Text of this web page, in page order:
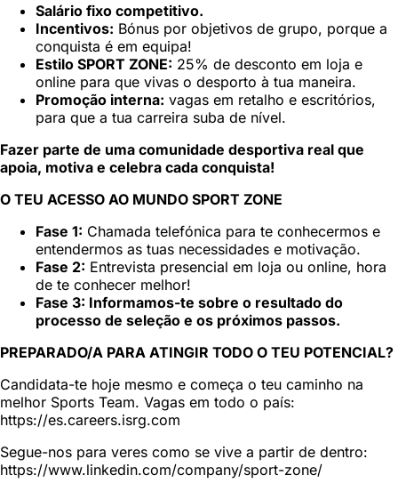
Salário fixo competitivo.
Incentivos: Bónus por objetivos de grupo, porque a
conquista é em equipa!
Estilo SPORT ZONE: 25% de desconto em loja e
online para que vivas o desporto à tua maneira.
Promoção interna: vagas em retalho e escritórios,
para que a tua carreira suba de nível.
Fazer parte de uma comunidade desportiva real que
apoia, motiva e celebra cada conquista!
O TEU ACESSO AO MUNDO SPORT ZONE
Fase 1: Chamada telefónica para te conhecermos e
entendermos as tuas necessidades e motivação.
Fase 2: Entrevista presencial em loja ou online, hora
de te conhecer melhor!
Fase 3: Informamos-te sobre o resultado do
processo de seleção e os próximos passos.
PREPARADO/A PARA ATINGIR TODO O TEU POTENCIAL?
Candidata-te hoje mesmo e começa o teu caminho na
melhor Sports Team. Vagas em todo o país:
https://es.careers.isrg.com
Segue-nos para veres como se vive a partir de dentro:
https://www.linkedin.com/company/sport-zone/